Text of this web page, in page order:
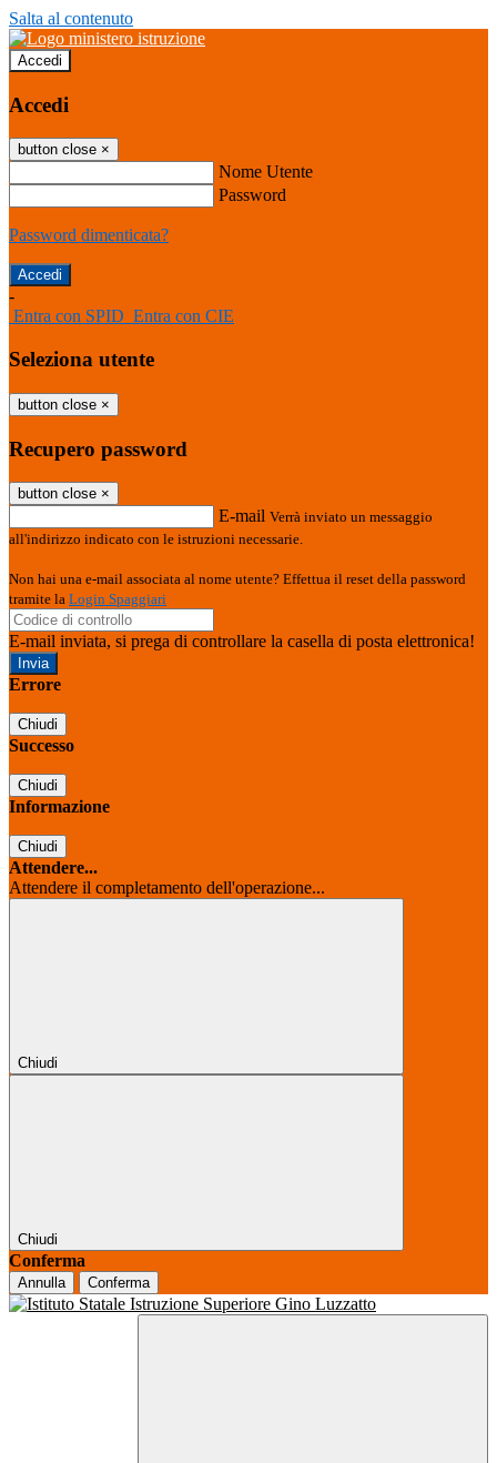
Salta al contenuto
Accedi
Accedi
button close ×
Nome Utente
Password
Password dimenticata?
-
Entra con SPID Entra con CIE
Seleziona utente
button close ×
Recupero password
button close ×
E-mail Verrà inviato un messaggio
all'indirizzo indicato con le istruzioni necessarie.
Non hai una e-mail associata al nome utente? Effettua il reset della password
tramite la Login Spaggiari
E-mail inviata, si prega di controllare la casella di posta elettronica!
Errore
Chiudi
Successo
Chiudi
Informazione
Chiudi
Attendere...
Attendere il completamento dell'operazione...
Chiudi
Chiudi
Conferma
Annulla Conferma